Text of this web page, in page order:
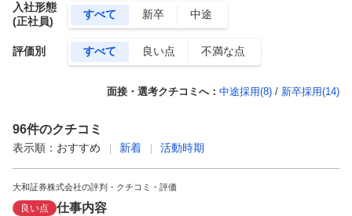
入社形態
(正社員)
すべて 新卒 中途
評価別 すべて 良い点 不満な点
面接・選考クチコミへ： 中途採用(8) / 新卒採用(14)
96件のクチコミ
表示順： おすすめ 新着 活動時期
大和証券株式会社の評判・クチコミ・評価
良い点 仕事内容